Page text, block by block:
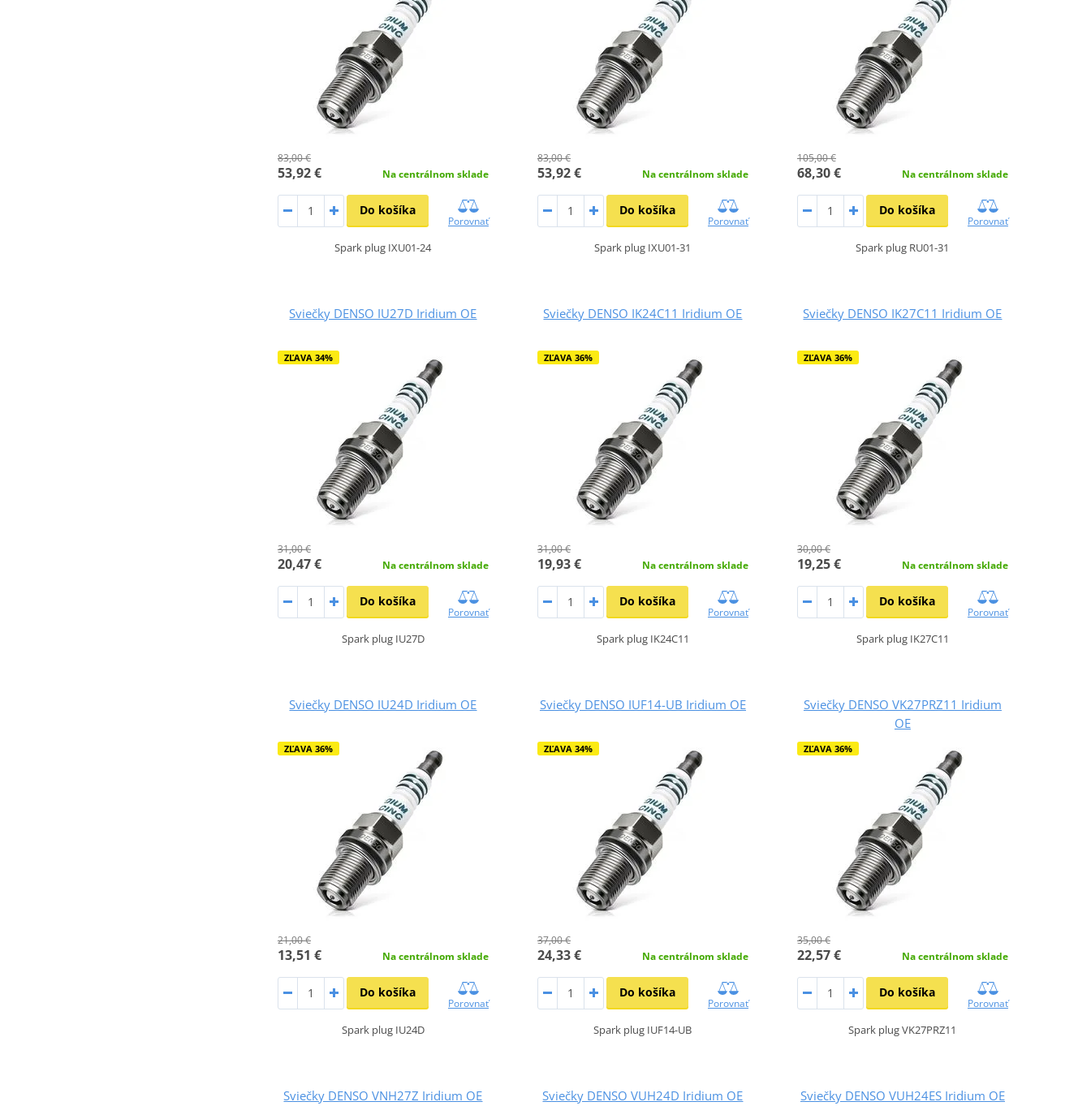
83,00 €
53,92 € Na centrálnom sklade
Do košíka
Porovnať
Spark plug IXU01-24
83,00 €
53,92 € Na centrálnom sklade
Do košíka
Porovnať
Spark plug IXU01-31
105,00 €
68,30 € Na centrálnom sklade
Do košíka
Porovnať
Spark plug RU01-31
Sviečky DENSO IU27D Iridium OE
ZĽAVA 34%
31,00 €
20,47 € Na centrálnom sklade
Do košíka
Porovnať
Spark plug IU27D
Sviečky DENSO IK24C11 Iridium OE
ZĽAVA 36%
31,00 €
19,93 € Na centrálnom sklade
Do košíka
Porovnať
Spark plug IK24C11
Sviečky DENSO IK27C11 Iridium OE
ZĽAVA 36%
30,00 €
19,25 € Na centrálnom sklade
Do košíka
Porovnať
Spark plug IK27C11
Sviečky DENSO IU24D Iridium OE
ZĽAVA 36%
21,00 €
13,51 € Na centrálnom sklade
Do košíka
Porovnať
Spark plug IU24D
Sviečky DENSO IUF14-UB Iridium OE
ZĽAVA 34%
37,00 €
24,33 € Na centrálnom sklade
Do košíka
Porovnať
Spark plug IUF14-UB
Sviečky DENSO VK27PRZ11 Iridium
OE
ZĽAVA 36%
35,00 €
22,57 € Na centrálnom sklade
Do košíka
Porovnať
Spark plug VK27PRZ11
Sviečky DENSO VNH27Z Iridium OE Sviečky DENSO VUH24D Iridium OE Sviečky DENSO VUH24ES Iridium OE